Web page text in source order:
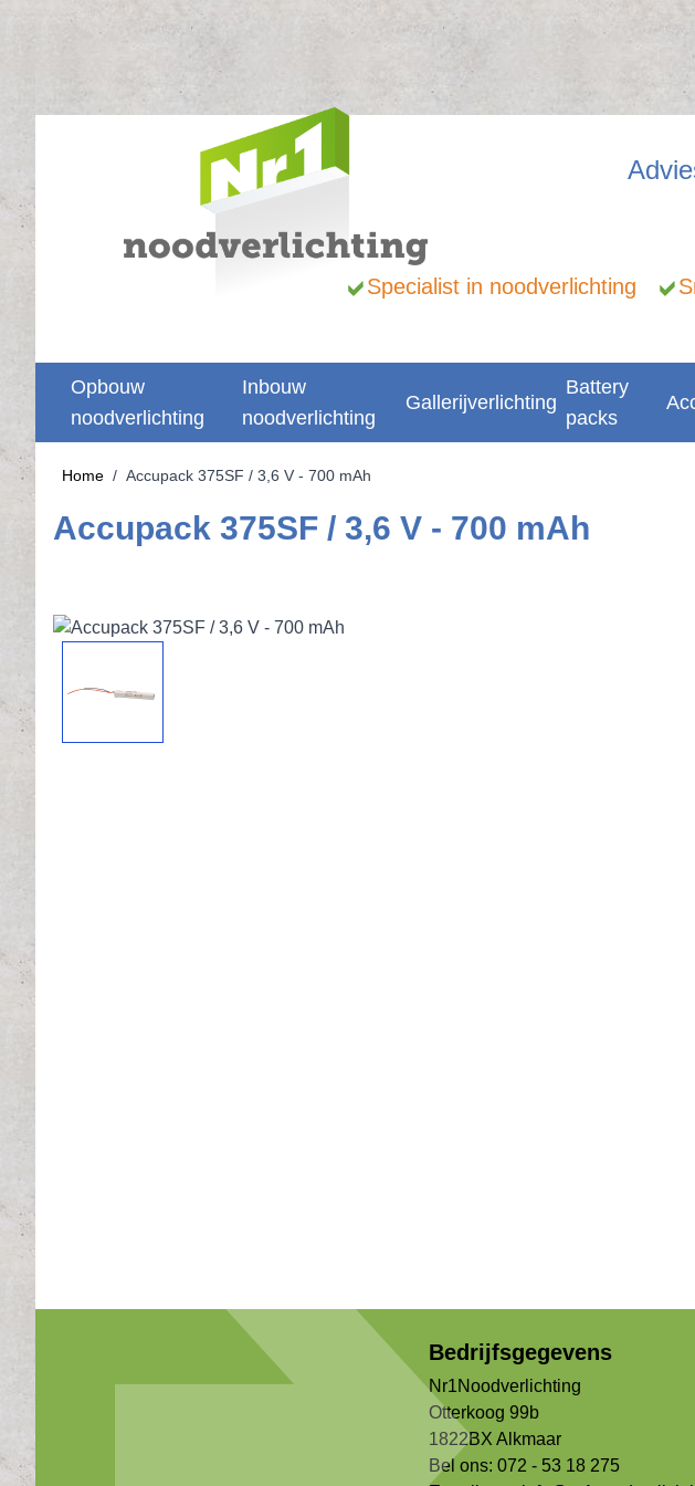
Ga naar de inhoud
Specialist in noodverlichting
Opbouw
noodverlichting
Inbouw
noodverlichting
Gallerijverlichting
Battery
packs
Home / Accupack 375SF / 3,6 V - 700 mAh
Accupack 375SF / 3,6 V - 700 mAh
Bedrijfsgegevens
Nr1Noodverlichting
Otterkoog 99b
1822BX Alkmaar
Bel ons: 072 - 53 18 275